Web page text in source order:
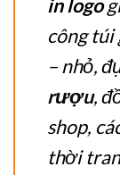
in logo
công túi
– nhỏ,
rượu,
shop,
thời